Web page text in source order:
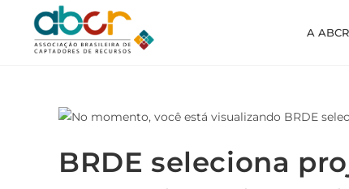
A ABCR
BRDE seleciona